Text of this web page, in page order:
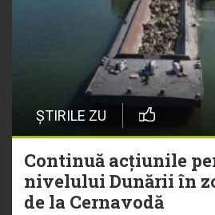
ȘTIRILE ZU
Continuă acțiunile
nivelului Dunării în
de la Cernavodă